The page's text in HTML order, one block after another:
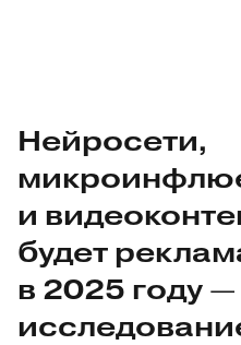
Нейросети,
и
будет
в 2025 году —